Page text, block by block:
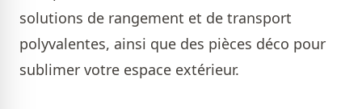
solutions de rangement et de transport
polyvalentes, ainsi que des pièces déco pour
sublimer votre espace extérieur.